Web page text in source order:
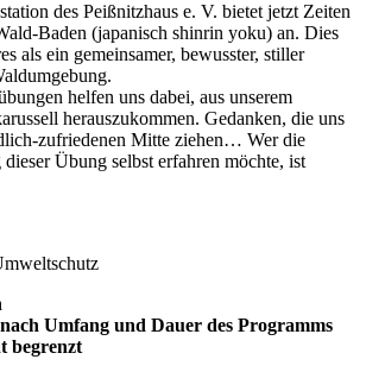
des Peißnitzhaus e. V. bietet jetzt Zeiten
Baden (japanisch shinrin yoku) an. Dies
als ein gemeinsamer, bewusster, stiller
helfen uns dabei, aus unserem
herauszukommen. Gedanken, die uns
zufriedenen Mitte ziehen… Wer die
Übung selbst erfahren möchte, ist
Umfang und Dauer des Programms
begrenzt